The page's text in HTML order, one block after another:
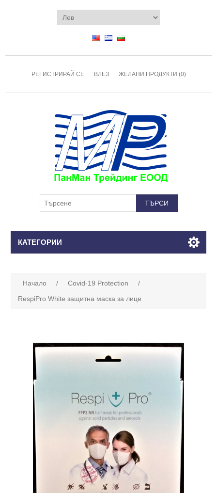
РЕГИСТРИРАЙ СЕ ВЛЕЗ ЖЕЛАНИ ПРОДУКТИ (0)
КАТЕГОРИИ
Начало / Covid-19 Protection
/
RespiPro White защитна маска за лице